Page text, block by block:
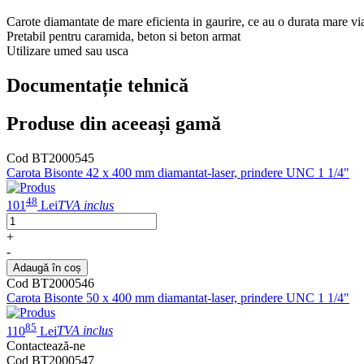
Carote diamantate de mare eficienta in gaurire, ce au o durata mare
Pretabil pentru caramida, beton si beton armat
Utilizare umed sau usca
Documentație tehnică
Produse din aceeași gamă
Cod BT2000545
Carota Bisonte 42 x 400 mm diamantat-laser, prindere UNC 1 1/4"
101 48 LeiTVA inclus
+
-
Adaugă în coș
Cod BT2000546
Carota Bisonte 50 x 400 mm diamantat-laser, prindere UNC 1 1/4"
11085 LeiTVA inclus
Contactează-ne
Cod BT2000547